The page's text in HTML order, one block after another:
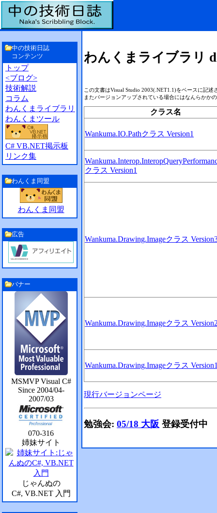
わんくまライブラリ
この文書はVisual Studio 2003(.NET1.1)をベースに記
またバージョンアップされている場合にはなんらかか
クラス名
Wankuma.IO.Pathクラス Version1
クラス Version1
Wankuma.Drawing.Imageクラス
Wankuma.Drawing.Imageクラス
Wankuma.Drawing.Imageクラス
現行バージョンページ
勉強会: 05/18 大阪 登録受付中
中の技術日誌
コンテンツ
トップ
<ブログ>
技術解説
コラム
わんくまライブラリ
わんくまツール
C# VB.NET掲示板
リンク集
わんくま同盟
わんくま同盟
広告
バナー
MSMVP Visual C#
Since 2004/04-
2007/03
070-316
姉妹サイト
じゃんぬの
C#, VB.NET 入門